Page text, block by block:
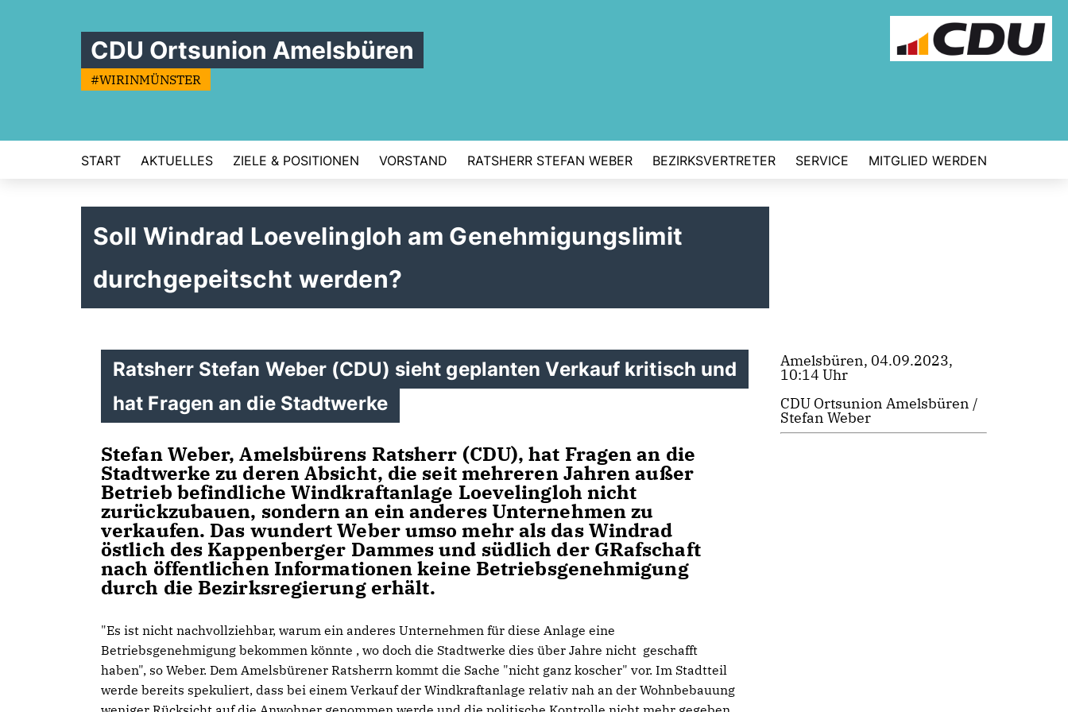
CDU Ortsunion Amelsbüren
#WIRINMÜNSTER
START AKTUELLES ZIELE & POSITIONEN VORSTAND RATSHERR STEFAN WEBER BEZIRKSVERTRETER SERVICE MITGLIED WERDEN
Soll Windrad Loevelingloh am Genehmigungslimit
durchgepeitscht werden?
Ratsherr Stefan Weber (CDU) sieht geplanten Verkauf kritisch und
hat Fragen an die Stadtwerke
Stefan Weber, Amelsbürens Ratsherr (CDU), hat Fragen an die
Stadtwerke zu deren Absicht, die seit mehreren Jahren außer
Betrieb befindliche Windkraftanlage Loevelingloh nicht
zurückzubauen, sondern an ein anderes Unternehmen zu
verkaufen. Das wundert Weber umso mehr als das Windrad
östlich des Kappenberger Dammes und südlich der GRafschaft
nach öffentlichen Informationen keine Betriebsgenehmigung
durch die Bezirksregierung erhält.
"Es ist nicht nachvollziehbar, warum ein anderes Unternehmen für diese Anlage eine
Betriebsgenehmigung bekommen könnte , wo doch die Stadtwerke dies über Jahre nicht geschafft
haben", so Weber. Dem Amelsbürener Ratsherrn kommt die Sache "nicht ganz koscher" vor. Im Stadtteil
werde bereits spekuliert, dass bei einem Verkauf der Windkraftanlage relativ nah an der Wohnbebauung
Amelsbüren, 04.09.2023,
10:14 Uhr
CDU Ortsunion Amelsbüren /
Stefan Weber